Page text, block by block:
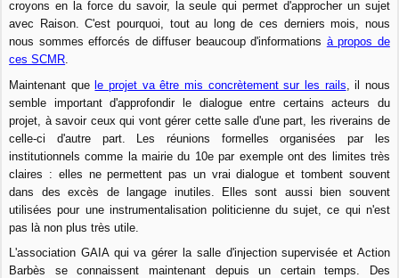
croyons en la force du savoir, la seule qui permet d'approcher un sujet
avec Raison. C'est pourquoi, tout au long de ces derniers mois, nous
nous sommes efforcés de diffuser beaucoup d'informations à propos de
ces SCMR.
Maintenant quele projet va être mis concrètement sur les rails , il nous
semble important d'approfondir le dialogue entre certains acteurs du
projet, à savoir ceux qui vont gérer cette salle d'une part, les riverains de
celle-ci d'autre part. Les réunions formelles organisées par les
institutionnels comme la mairie du 10e par exemple ont des limites très
claires : elles ne permettent pas un vrai dialogue et tombent souvent
dans des excès de langage inutiles. Elles sont aussi bien souvent
utilisées pour une instrumentalisation politicienne du sujet, ce qui n'est
pas là non plus très utile.
L'association GAIA qui va gérer la salle d'injection supervisée et Action
Barbès se connaissent maintenant depuis un certain temps. Des